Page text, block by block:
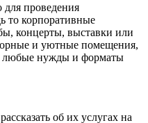
проведения
то корпоративные
концерты, выставки или
и уютные помещения,
любые нужды и форматы
об их услугах на